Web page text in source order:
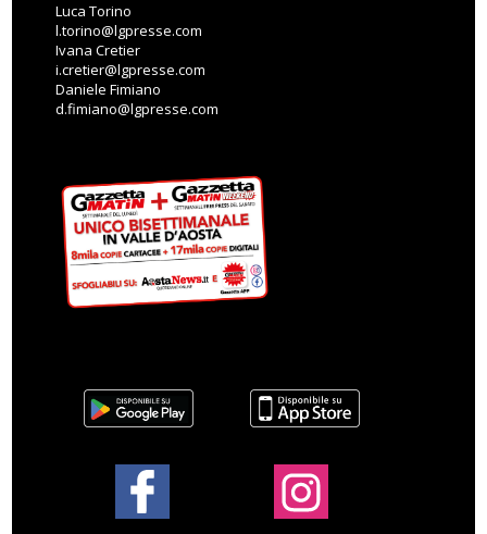
Luca Torino
l.torino@lgpresse.com
Ivana Cretier
i.cretier@lgpresse.com
Daniele Fimiano
d.fimiano@lgpresse.com